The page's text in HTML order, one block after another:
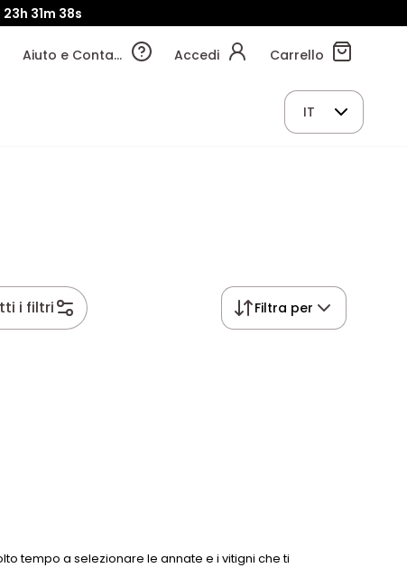
23h 31m 37s
Aiuto e Contatti Accedi Carrello
IT
i filtri Filtra per
tempo a selezionare le annate e i vitigni che ti